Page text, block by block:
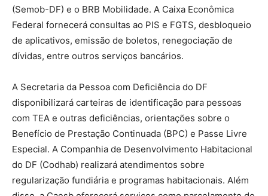
(Semob-DF) e o BRB Mobilidade. A Caixa Econômica
Federal fornecerá consultas ao PIS e FGTS, desbloqueio
de aplicativos, emissão de boletos, renegociação de
dívidas, entre outros serviços bancários.
A Secretaria da Pessoa com Deficiência do DF
disponibilizará carteiras de identificação para pessoas
com TEA e outras deficiências, orientações sobre o
Benefício de Prestação Continuada (BPC) e Passe Livre
Especial. A Companhia de Desenvolvimento Habitacional
do DF (Codhab) realizará atendimentos sobre
regularização fundiária e programas habitacionais. Além